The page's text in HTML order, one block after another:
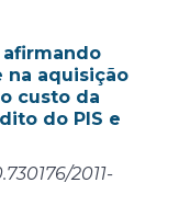
afirmando
na aquisição
custo da
do PIS e
2011-